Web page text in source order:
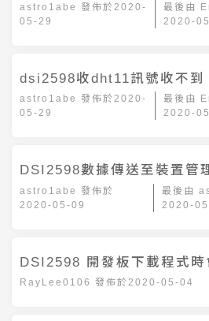
astro1abe 發佈於 2020-
05-29
最後由
2020-
dsi2598收dht11訊號收不到
astro1abe 發佈於2020-
05-29
最後由
2020-
DSI2598數據傳送至裝置管
astro1abe
發佈於
2020-05-09
最後由
2020-
DSI2598 開發板下載程式時
RayLee0106 發佈於2020-05-04